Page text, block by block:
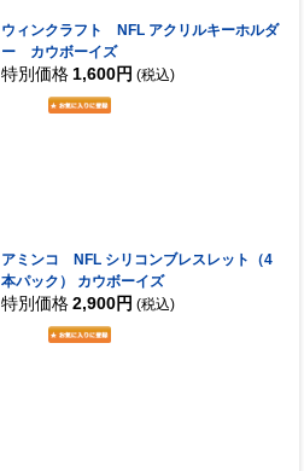
ウィンクラフト NFL アクリルキーホルダ
ー カウボーイズ
特別価格 1,600円 (税込)
アミンコ NFL シリコンブレスレット（4
本パック） カウボーイズ
特別価格 2,900円 (税込)